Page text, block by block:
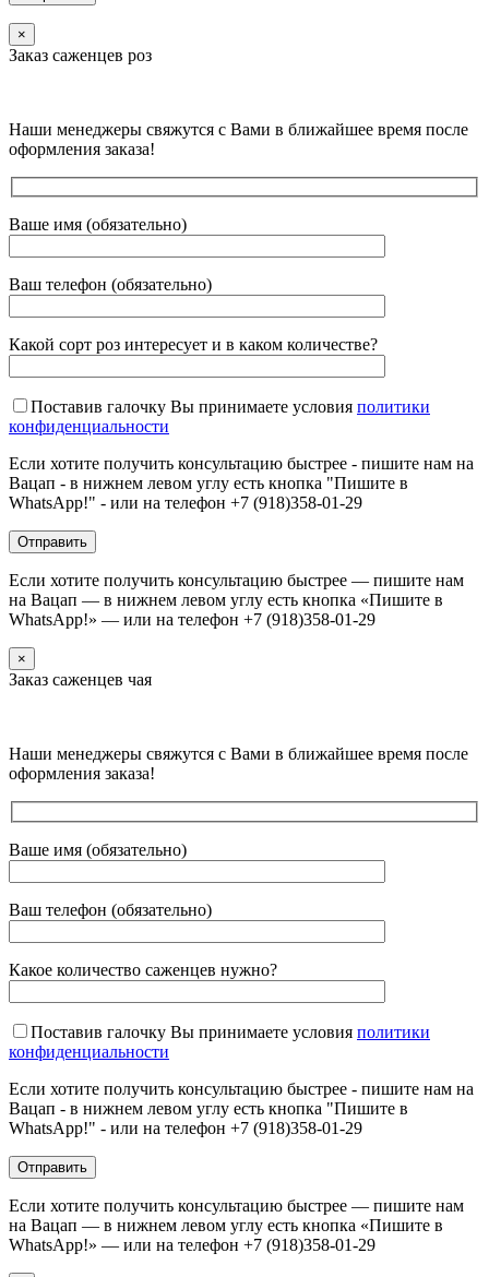
×
Заказ саженцев роз
Наши менеджеры свяжутся с Вами в ближайшее время после
оформления заказа!
Ваше имя (обязательно)
Ваш телефон (обязательно)
Какой сорт роз интересует и в каком количестве?
Поставив галочку Вы принимаете условия политики
конфиденциальности
Если хотите получить консультацию быстрее - пишите нам на
Вацап - в нижнем левом углу есть кнопка "Пишите в
WhatsApp!" - или на телефон +7 (918)358-01-29
Если хотите получить консультацию быстрее — пишите нам
на Вацап — в нижнем левом углу есть кнопка «Пишите в
WhatsApp!» — или на телефон +7 (918)358-01-29
×
Заказ саженцев чая
Наши менеджеры свяжутся с Вами в ближайшее время после
оформления заказа!
Ваше имя (обязательно)
Ваш телефон (обязательно)
Какое количество саженцев нужно?
Поставив галочку Вы принимаете условия политики
конфиденциальности
Если хотите получить консультацию быстрее - пишите нам на
Вацап - в нижнем левом углу есть кнопка "Пишите в
WhatsApp!" - или на телефон +7 (918)358-01-29
Если хотите получить консультацию быстрее — пишите нам
на Вацап — в нижнем левом углу есть кнопка «Пишите в
WhatsApp!» — или на телефон +7 (918)358-01-29